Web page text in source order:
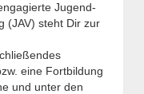
Jugend-
(JAV) steht Dir zur
eine Fortbildung
und unter den